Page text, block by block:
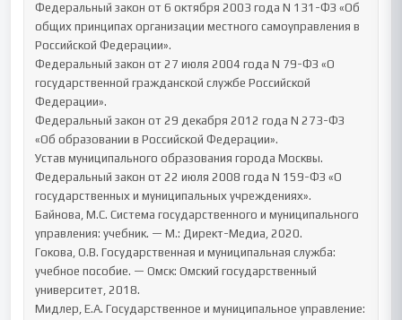
Федеральный закон от 6 октября 2003 года N 131-ФЗ «Об
общих принципах организации местного самоуправления в
Российской Федерации».
Федеральный закон от 27 июля 2004 года N 79-ФЗ «О
государственной гражданской службе Российской
Федерации».
Федеральный закон от 29 декабря 2012 года N 273-ФЗ
«Об образовании в Российской Федерации».
Устав муниципального образования города Москвы.
Федеральный закон от 22 июля 2008 года N 159-ФЗ «О
государственных и муниципальных учреждениях».
Байнова, М.С. Система государственного и муниципального
управления: учебник. — М.: Директ-Медиа, 2020.
Гокова, О.В. Государственная и муниципальная служба:
учебное пособие. — Омск: Омский государственный
университет, 2018.
Мидлер, Е.А. Государственное и муниципальное управление: